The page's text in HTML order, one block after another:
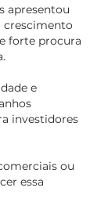
apresentou
crescimento
forte procura
e
investidores
ou
essa